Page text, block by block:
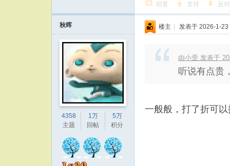
回复 支持 反对
秋晖
4358
主题
1万
回帖
5万
积分
楼主 | 发表于 2026-1-
由小歪 发表于
听说有点贵
一般般，打了折可